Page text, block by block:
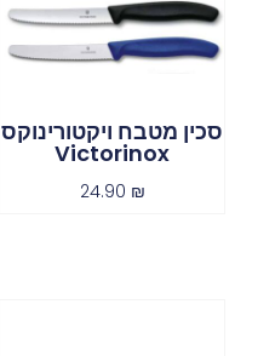
סכין מטבח ויקטורינוקס
Victorinox
24.90 ₪